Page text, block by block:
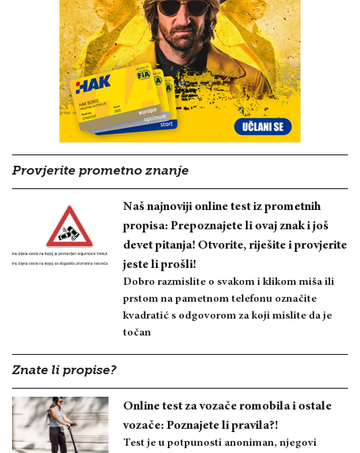
Provjerite prometno znanje
Naš najnoviji online test iz prometnih
propisa: Prepoznajete li ovaj znak i još
devet pitanja! Otvorite, riješite i provjerite
jeste li prošli!
Dobro razmislite o svakom i klikom miša ili
prstom na pametnom telefonu označite
kvadratić s odgovorom za koji mislite da je
točan
Znate li propise?
Online test za vozače romobila i ostale
vozače: Poznajete li pravila?!
Test je u potpunosti anoniman, njegovi